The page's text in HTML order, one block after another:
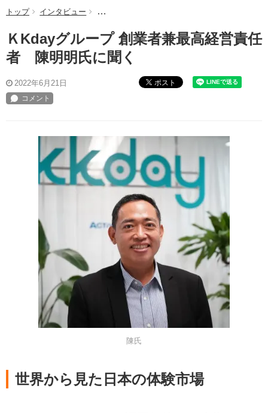
トップ インタビュー ＫKdayグループ 創業者兼最高経営責任者 陳明
ＫKdayグループ 創業者兼最高経営責任
者 陳明明氏に聞く
2022年6月21日 ポスト
陳氏
世界から見た日本の体験市場